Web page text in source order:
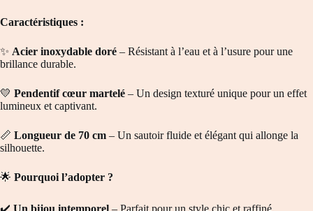
Caractéristiques :
✨ Acier inoxydable doré – Résistant à l’eau et à l’usure pour une
brillance durable.
💛 Pendentif cœur martelé – Un design texturé unique pour un effet
lumineux et captivant.
📏 Longueur de 70 cm – Un sautoir fluide et élégant qui allonge la
silhouette.
🌟 Pourquoi l’adopter ?
✔️ Un bijou intemporel – Parfait pour un style chic et raffiné.